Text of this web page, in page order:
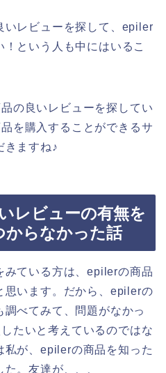
いレビューを探して、epiler
という人も中にはいるこ
の良いレビューを探してい
を購入することができるサ
きますね♪
レビューの有無を
からなかった話
みている方は、epilerの商品
思います。だから、epilerの
べてみて、問題がなかっ
たいと考えているのではな
私が、epilerの商品を知った
。友達が、、、